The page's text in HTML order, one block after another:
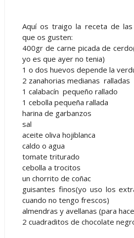
Aquí os traigo la receta de las
que os gusten:
400gr de carne picada de
yo es que ayer no tenia)
1 o dos huevos depende la
2 zanahorias medianas ralladas
1 calabacín pequeño rallado
1 cebolla pequeña rallada
harina de garbanzos
sal
aceite oliva hojiblanca
caldo o agua
tomate triturado
cebolla a trocitos
un chorrito de coñac
guisantes finos(yo uso los
cuando no tengo frescos)
almendras y avellanas (para
2 cuadraditos de chocolate